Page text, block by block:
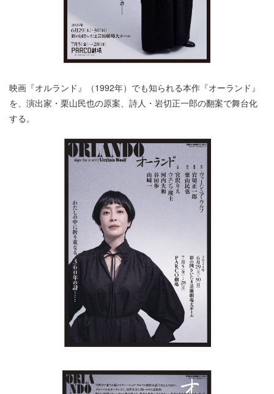
映画『オルランド』（1992年）でも知られる本作『オーランド』
を、演出家・栗山民也の原案、詩人・岩切正一郎の翻案で舞台化
する。